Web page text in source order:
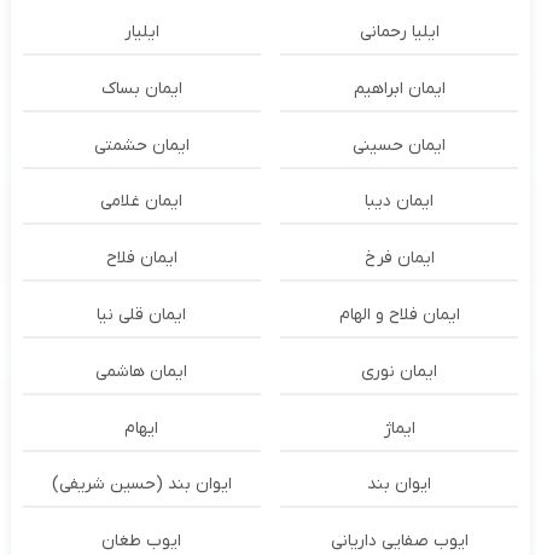
ایلیا رحمانی ایلیار
ایمان ابراهیم ایمان بساک
ایمان حسینی ایمان حشمتی
ایمان دیبا ایمان غلامی
ایمان فرخ ایمان فلاح
ایمان فلاح و الهام ایمان قلی نیا
ایمان نوری ایمان هاشمی
ایماژ ایهام
ایوان بند ایوان بند (حسین شریفی)
ایوب صفایی داریانی ایوب طغان